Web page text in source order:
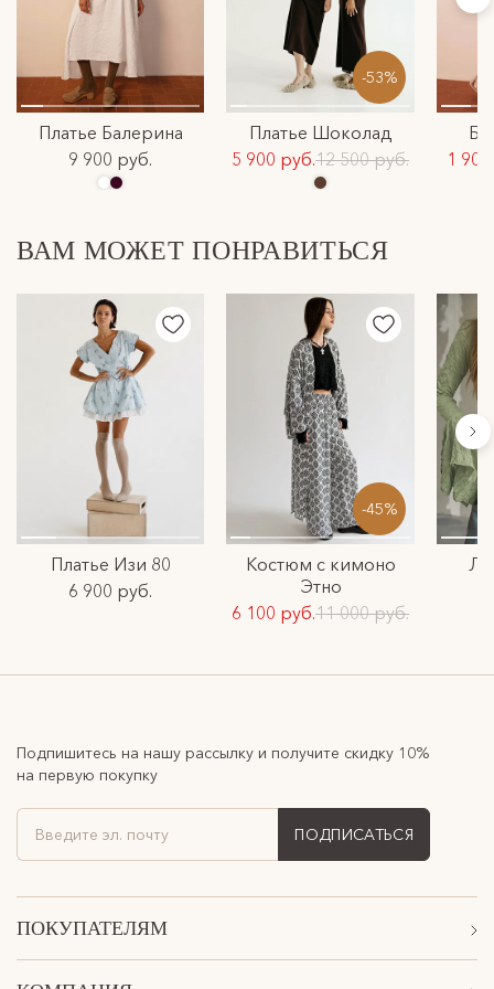
Платье Балерина
9 900 руб.
-53%
Платье Шоколад
5 900 руб.12 500 руб.
1
ВАМ МОЖЕТ ПОНРАВИТЬСЯ
Платье Изи 80
6 900 руб.
-45%
Костюм с кимоно
Этно
6 100 руб.11 000 руб.
ПОКУПАТЕЛЯМ
Акции
Подпишитесь на нашу рассылку и получите скидку 10%
на первую покупку
ПОДПИСАТЬСЯ